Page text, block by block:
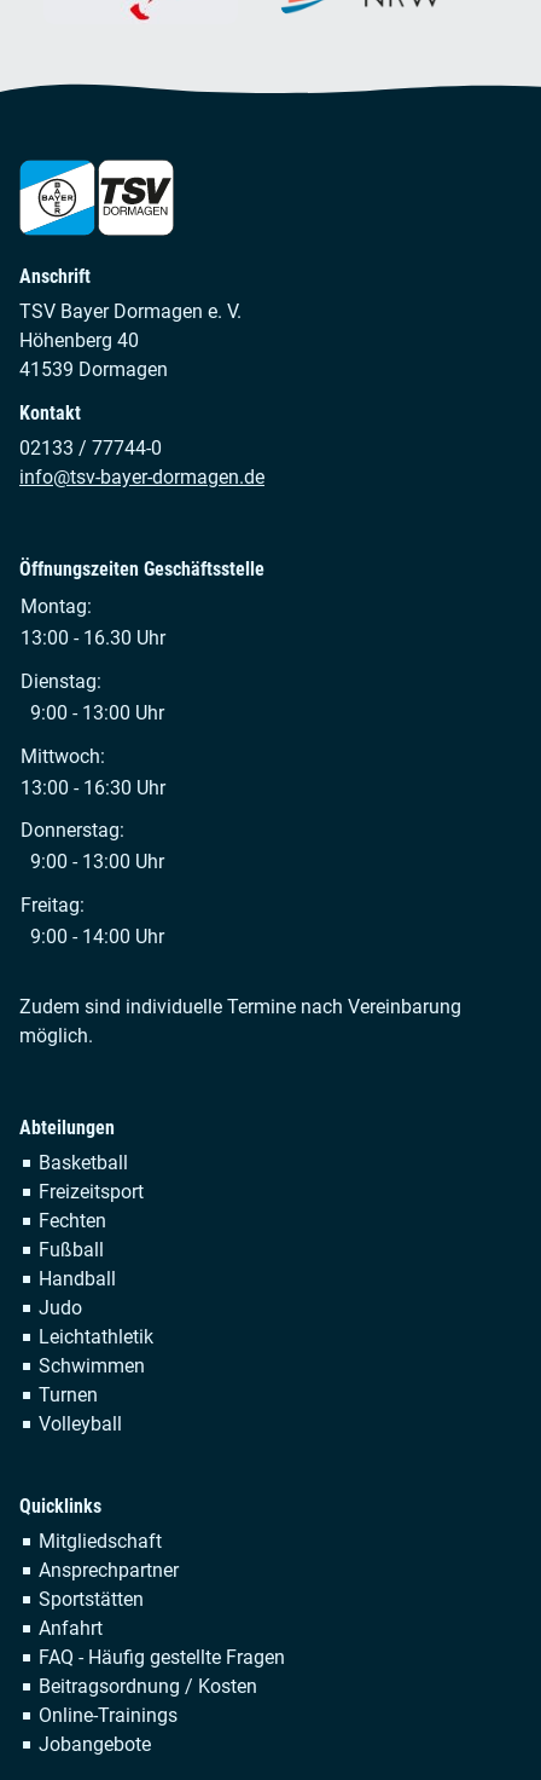
Anschrift
TSV Bayer Dormagen e. V.
Höhenberg 40
41539 Dormagen
Kontakt
02133 / 77744-0
info@tsv-bayer-dormagen.de
Öffnungszeiten Geschäftsstelle
Montag:
13:00 - 16.30 Uhr
Dienstag:
9:00 - 13:00 Uhr
Mittwoch:
13:00 - 16:30 Uhr
Donnerstag:
9:00 - 13:00 Uhr
Freitag:
9:00 - 14:00 Uhr
Zudem sind individuelle Termine nach Vereinbarung
möglich.
Abteilungen
Navigation
überspringen
Basketball
Freizeitsport
Fechten
Fußball
Handball
Judo
Leichtathletik
Schwimmen
Turnen
Volleyball
Quicklinks
Navigation
überspringen
Mitgliedschaft
Ansprechpartner
Sportstätten
Anfahrt
FAQ - Häufig gestellte Fragen
Beitragsordnung / Kosten
Online-Trainings
Jobangebote